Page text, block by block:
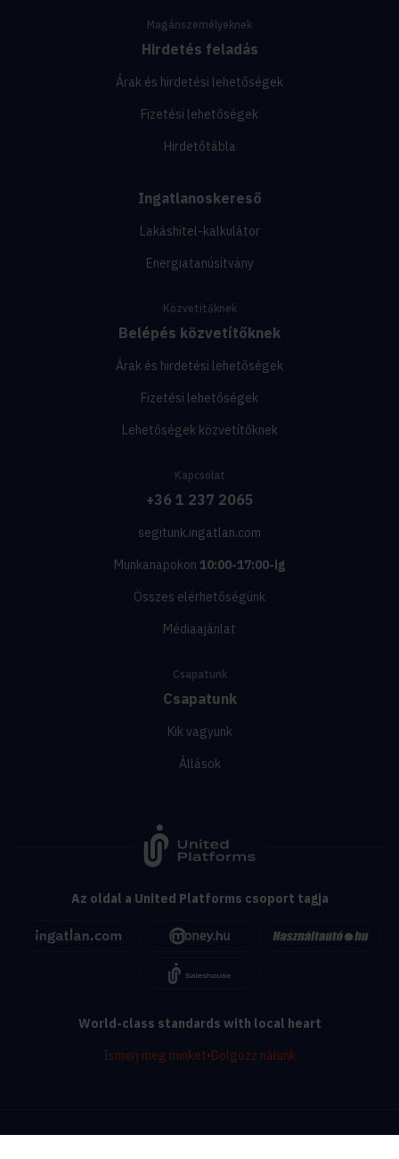
Magánszemélyeknek
Hirdetés feladás
Árak és hirdetési lehetőségek
Fizetési lehetőségek
Hirdetőtábla
Ingatlanoskereső
Lakáshitel-kalkulátor
Energiatanúsítvány
Közvetítőknek
Belépés közvetítőknek
Árak és hirdetési lehetőségek
Fizetési lehetőségek
Lehetőségek közvetítőknek
Kapcsolat
+36 1 237 2065
segitunk.ingatlan.com
Munkanapokon 10:00-17:00-ig
Összes elérhetőségünk
Médiaajánlat
Csapatunk
Csapatunk
Kik vagyunk
Állások
Az oldal a United Platforms csoport tagja
World-class standards with local heart
Ismerj meg minket•Dolgozz nálunk